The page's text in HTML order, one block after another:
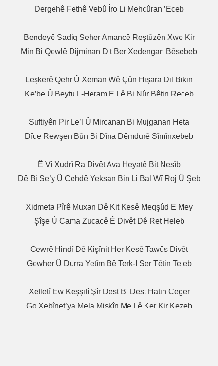
Dergehê Fethê Vebû Îro Li Mehcûran ’eceb
Bendeyê Sadiq Seher Amancê Reştûzên Xwe Kir
Min Bi Qewlê Dijminan Dit Ber Xedengan Bêsebeb
Leşkerê Qehr Û Xeman Wê Çûn Hişara Dil Bikin
Ke’be Û Beytu L-Heram E Lê Bi Nûr Bêtin Receb
Suftiyên Pir Le’l Û Mircanan Bi Mujganan Heta
Dîde Rewşen Bûn Bi Dîna Dêmdurê Sîmînxebeb
Ê Vi Xudrî Ra Divêt Ava Heyatê Bit Nesîb
Dê Bi Se’y Û Cehdê Yeksan Bin Li Bal Wî Roj Û Şeb
Xidmeta Pîrê Muxan Dê Kit Kesê Meqşûd E Mey
Şîşe Û Cama Zucacê Ê Divêt Dê Ret Heleb
Cewrê Hindî Dê Kişînit Her Kesê Tawûs Divêt
Gewher Û Durra Yetîm Bê Terk-I Ser Têtin Teleb
Xefletî Ew Keşşifî Şîr Dest Bi Dest Hatin Ceger
Go Xebînet’ya Mela Miskîn Me Lê Ker Kir Kezeb